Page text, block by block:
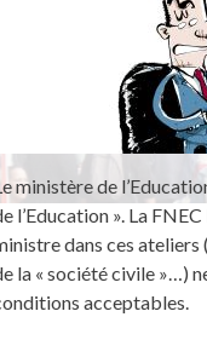
ministère de
l’Education ». La
dans ces ateliers
la « société civile »…)
acceptables.